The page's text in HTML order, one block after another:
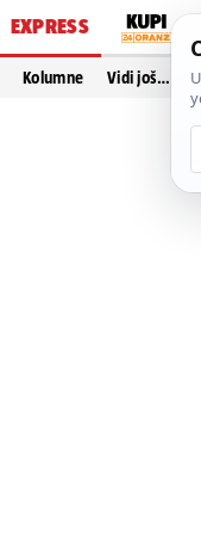
EXPRESS
Kolumne Vidi još…